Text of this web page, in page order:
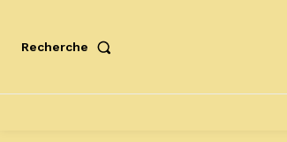
Recherche